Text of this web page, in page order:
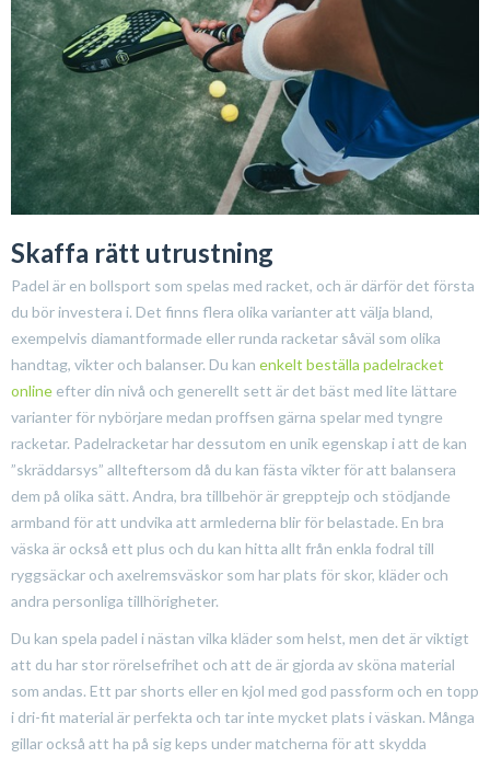
Skaffa rätt utrustning
Padel är en bollsport som spelas med racket, och är därför det första
du bör investera i. Det finns flera olika varianter att välja bland,
exempelvis diamantformade eller runda racketar såväl som olika
handtag, vikter och balanser. Du kan enkelt beställa padelracket
online efter din nivå och generellt sett är det bäst med lite lättare
varianter för nybörjare medan proffsen gärna spelar med tyngre
racketar. Padelracketar har dessutom en unik egenskap i att de kan
”skräddarsys” allteftersom då du kan fästa vikter för att balansera
dem på olika sätt. Andra, bra tillbehör är grepptejp och stödjande
armband för att undvika att armlederna blir för belastade. En bra
väska är också ett plus och du kan hitta allt från enkla fodral till
ryggsäckar och axelremsväskor som har plats för skor, kläder och
andra personliga tillhörigheter.
Du kan spela padel i nästan vilka kläder som helst, men det är viktigt
att du har stor rörelsefrihet och att de är gjorda av sköna material
som andas. Ett par shorts eller en kjol med god passform och en topp
i dri-fit material är perfekta och tar inte mycket plats i väskan. Många
gillar också att ha på sig keps under matcherna för att skydda